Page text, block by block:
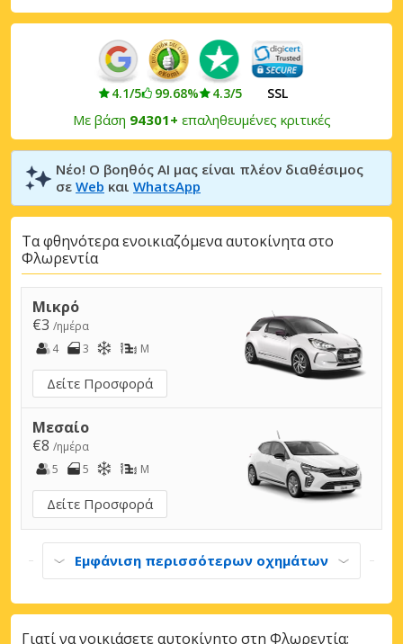
4.1/5 99.68% 4.3/5 SSL
Με βάση 94301+ επαληθευμένες κριτικές
Νέο! Ο βοηθός AI μας είναι πλέον διαθέσιμος
σε Web και WhatsApp
Τα φθηνότερα ενοικιαζόμενα αυτοκίνητα στο
Φλωρεντία
Μικρό
€3 /ημέρα
4
3 M
Δείτε Προσφορά
Μεσαίο
€8 /ημέρα
5
5 M
Δείτε Προσφορά
Εμφάνιση περισσότερων οχημάτων
Γιατί να νοικιάσετε αυτοκίνητο στη Φλωρεντία;